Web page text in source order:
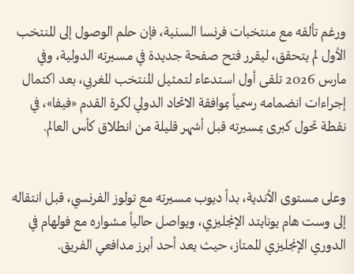
ورغم تألقه مع منتخبات فرنسا السنية، فإن حلم الوصول إلى المنتخب
الأول لم يتحقق، ليقرر فتح صفحة جديدة في مسيرته الدولية، وفي
مارس 2026 تلقى أول استدعاء لتمثيل المنتخب المغربي، بعد اكتمال
إجراءات انضمامه رسمياً بموافقة الاتحاد الدولي لكرة القدم «فيفا»، في
نقطة تحول كبرى بمسيرته قبل أشهر قليلة من انطلاق كأس العالم.
وعلى مستوى الأندية، بدأ ديوب مسيرته مع تولوز الفرنسي، قبل انتقاله
إلى وست هام يونايتد الإنجليزي، ويواصل حالياً مشواره مع فولهام في
الدوري الإنجليزي الممتاز، حيث يعد أحد أبرز مدافعي الفريق.